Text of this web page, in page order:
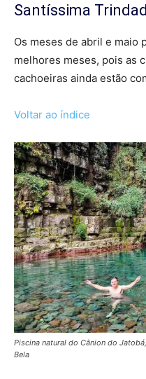
Santíssima
Os meses de abril e maio
melhores meses, pois as
cachoeiras ainda estão
Voltar ao índice
Piscina natural do Cânion do
Bela